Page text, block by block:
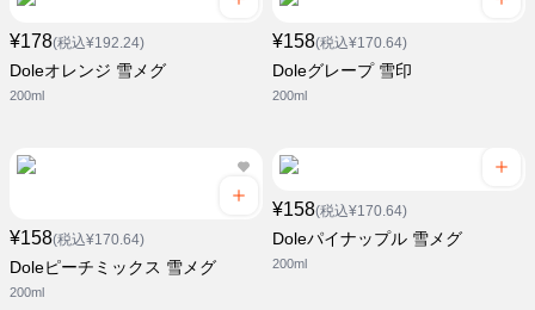
¥178(税込¥192.24)
Doleオレンジ 雪メグ
200ml
¥158(税込¥170.64)
Doleグレープ 雪印
200ml
¥158(税込¥170.64)
Doleピーチミックス 雪メグ
200ml
¥158(税込¥170.64)
Doleパイナップル 雪メグ
200ml